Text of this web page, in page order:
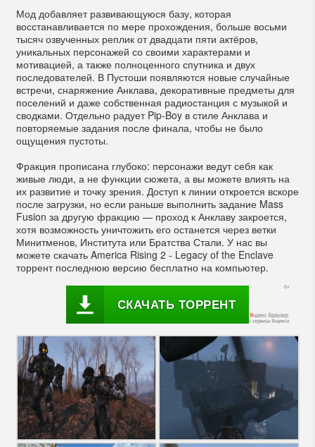
Мод добавляет развивающуюся базу, которая
восстанавливается по мере прохождения, больше восьми
тысяч озвученных реплик от двадцати пяти актёров,
уникальных персонажей со своими характерами и
мотивацией, а также полноценного спутника и двух
последователей. В Пустоши появляются новые случайные
встречи, снаряжение Анклава, декоративные предметы для
поселений и даже собственная радиостанция с музыкой и
сводками. Отдельно радует Pip-Boy в стиле Анклава и
повторяемые задания после финала, чтобы не было
ощущения пустоты.
Фракция прописана глубоко: персонажи ведут себя как
живые люди, а не функции сюжета, а вы можете влиять на
их развитие и точку зрения. Доступ к линии откроется вскоре
после загрузки, но если раньше выполнить задание Mass
Fusion за другую фракцию — проход к Анклаву закроется,
хотя возможность уничтожить его останется через ветки
Минитменов, Института или Братства Стали. У нас вы
можете скачать America Rising 2 - Legacy of the Enclave
торрент последнюю версию бесплатно на компьютер.
СКАЧАТЬ ТОРРЕНТ